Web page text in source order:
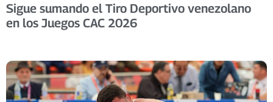
Sigue sumando el Tiro Deportivo venezolano
en los Juegos CAC 2026 ​